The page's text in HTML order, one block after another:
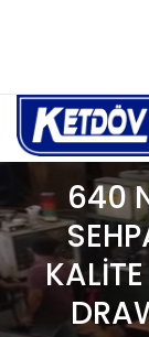
640